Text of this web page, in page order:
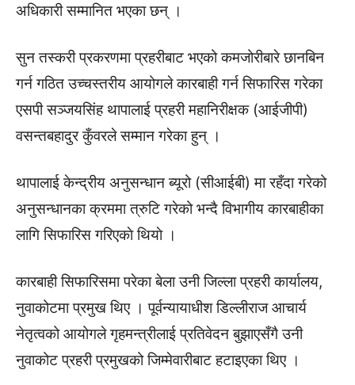
अधिकारी सम्मानित भएका छन् ।
सुन तस्करी प्रकरणमा प्रहरीबाट भएको कमजोरीबारे छानबिन
गर्न गठित उच्चस्तरीय आयोगले कारबाही गर्न सिफारिस गरेका
एसपी सञ्जयसिंह थापालाई प्रहरी महानिरीक्षक (आईजीपी)
वसन्तबहादुर कुँवरले सम्मान गरेका हुन् ।
थापालाई केन्द्रीय अनुसन्धान ब्यूरो (सीआईबी) मा रहँदा गरेको
अनुसन्धानका क्रममा त्रुटि गरेको भन्दै विभागीय कारबाहीका
लागि सिफारिस गरिएकाे थियाे ।
कारबाही सिफारिसमा परेका बेला उनी जिल्ला प्रहरी कार्यालय,
नुवाकोटमा प्रमुख थिए । पूर्वन्यायाधीश डिल्लीराज आचार्य
नेतृत्वको आयोगले गृहमन्त्रीलाई प्रतिवेदन बुझाएसँगै उनी
नुवाकोट प्रहरी प्रमुखको जिम्मेवारीबाट हटाइएका थिए ।